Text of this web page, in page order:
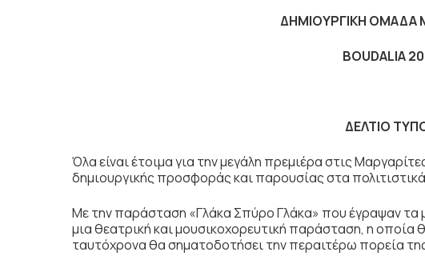
ΔΗΜΙΟΥΡΓΙΚΗ ΟΜΑΔΑ
BOUDALIA
ΔΕΛΤΙΟ
Όλα είναι έτοιμα για την μεγάλη πρεμιέρα στις
δημιουργικής προσφοράς και παρουσίας στα
Με την παράσταση «Γλάκα Σπύρο Γλάκα» που έγραψαν
μια θεατρική και μουσικοχορευτική παράσταση, η οποία
ταυτόχρονα θα σηματοδοτήσει την περαιτέρω πορεία